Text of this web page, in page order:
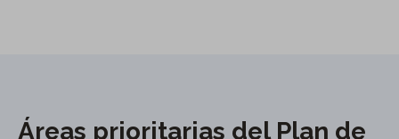
Áreas prioritarias del Plan de